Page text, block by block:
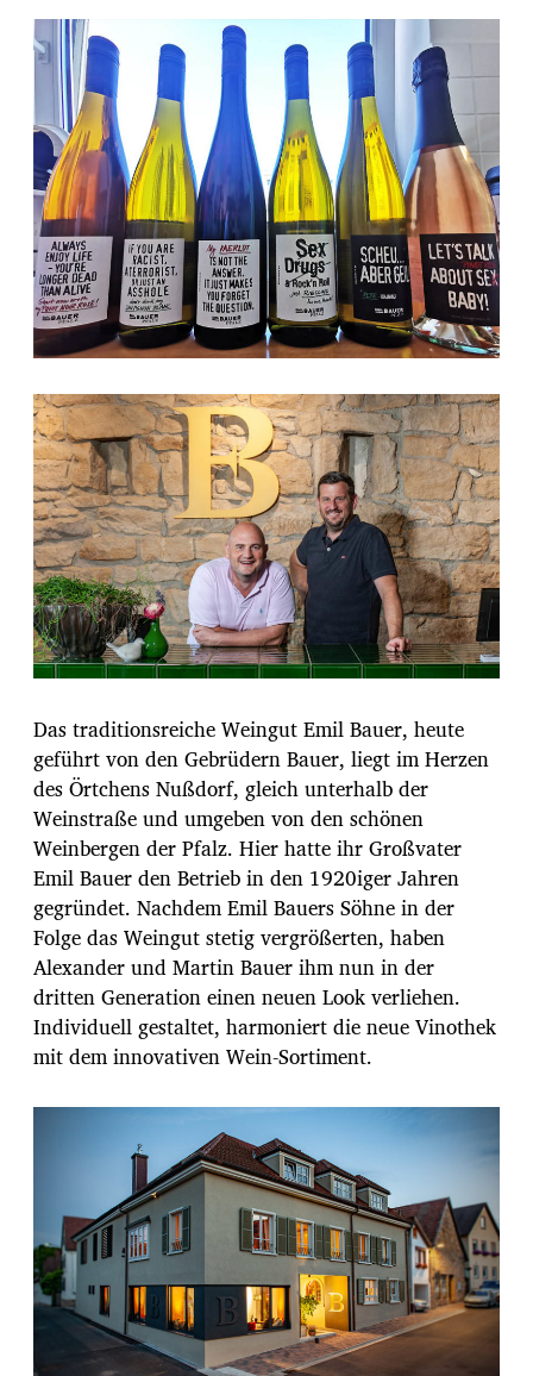
Das traditionsreiche Weingut Emil Bauer, heute
geführt von den Gebrüdern Bauer, liegt im Herzen
des Örtchens Nußdorf, gleich unterhalb der
Weinstraße und umgeben von den schönen
Weinbergen der Pfalz. Hier hatte ihr Großvater
Emil Bauer den Betrieb in den 1920iger Jahren
gegründet. Nachdem Emil Bauers Söhne in der
Folge das Weingut stetig vergrößerten, haben
Alexander und Martin Bauer ihm nun in der
dritten Generation einen neuen Look verliehen.
Individuell gestaltet, harmoniert die neue Vinothek
mit dem innovativen Wein-Sortiment.